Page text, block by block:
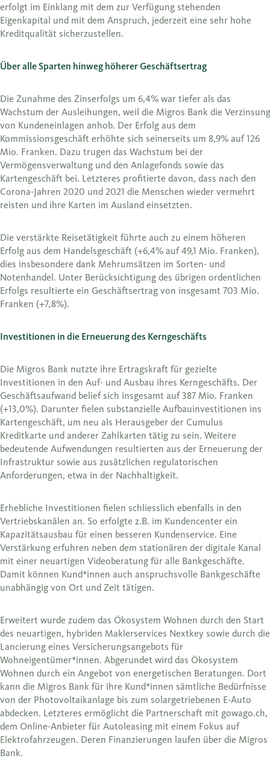
erfolgt im Einklang mit dem zur Verfügung stehenden
Eigenkapital und mit dem Anspruch, jederzeit eine sehr hohe
Kreditqualität sicherzustellen.
Über alle Sparten hinweg höherer Geschäftsertrag
Die Zunahme des Zinserfolgs um 6,4% war tiefer als das
Wachstum der Ausleihungen, weil die Migros Bank die Verzinsung
von Kundeneinlagen anhob. Der Erfolg aus dem
Kommissionsgeschäft erhöhte sich seinerseits um 8,9% auf 126
Mio. Franken. Dazu trugen das Wachstum bei der
Vermögensverwaltung und den Anlagefonds sowie das
Kartengeschäft bei. Letzteres profitierte davon, dass nach den
Corona-Jahren 2020 und 2021 die Menschen wieder vermehrt
reisten und ihre Karten im Ausland einsetzten.
Die verstärkte Reisetätigkeit führte auch zu einem höheren
Erfolg aus dem Handelsgeschäft (+6,4% auf 49,1 Mio. Franken),
dies insbesondere dank Mehrumsätzen im Sorten- und
Notenhandel. Unter Berücksichtigung des übrigen ordentlichen
Erfolgs resultierte ein Geschäftsertrag von insgesamt 703 Mio.
Franken (+7,8%).
Investitionen in die Erneuerung des Kerngeschäfts
Die Migros Bank nutzte ihre Ertragskraft für gezielte
Investitionen in den Auf- und Ausbau ihres Kerngeschäfts. Der
Geschäftsaufwand belief sich insgesamt auf 387 Mio. Franken
(+13,0%). Darunter fielen substanzielle Aufbauinvestitionen ins
Kartengeschäft, um neu als Herausgeber der Cumulus
Kreditkarte und anderer Zahlkarten tätig zu sein. Weitere
bedeutende Aufwendungen resultierten aus der Erneuerung der
Infrastruktur sowie aus zusätzlichen regulatorischen
Anforderungen, etwa in der Nachhaltigkeit.
Erhebliche Investitionen fielen schliesslich ebenfalls in den
Vertriebskanälen an. So erfolgte z.B. im Kundencenter ein
Kapazitätsausbau für einen besseren Kundenservice. Eine
Verstärkung erfuhren neben dem stationären der digitale Kanal
mit einer neuartigen Videoberatung für alle Bankgeschäfte.
Damit können Kund*innen auch anspruchsvolle Bankgeschäfte
unabhängig von Ort und Zeit tätigen.
Erweitert wurde zudem das Ökosystem Wohnen durch den Start
des neuartigen, hybriden Maklerservices Nextkey sowie durch die
Lancierung eines Versicherungsangebots für
Wohneigentümer*innen. Abgerundet wird das Ökosystem
Wohnen durch ein Angebot von energetischen Beratungen. Dort
kann die Migros Bank für ihre Kund*innen sämtliche Bedürfnisse
von der Photovoltaikanlage bis zum solargetriebenen E-Auto
abdecken. Letzteres ermöglicht die Partnerschaft mit gowago.ch,
dem Online-Anbieter für Autoleasing mit einem Fokus auf
Elektrofahrzeugen. Deren Finanzierungen laufen über die Migros
Bank.